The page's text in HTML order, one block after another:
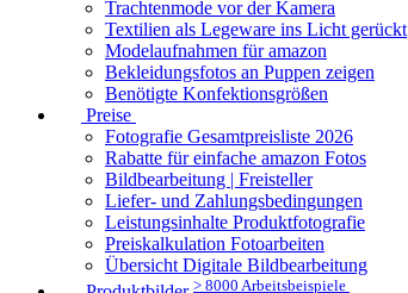
Trachtenmode vor der Kamera
Textilien als Legeware ins Licht gerückt
Modelaufnahmen für amazon
Bekleidungsfotos an Puppen zeigen
Benötigte Konfektionsgrößen
Preise
Fotografie Gesamtpreisliste 2026
Rabatte für einfache amazon Fotos
Bildbearbeitung | Freisteller
Liefer- und Zahlungsbedingungen
Leistungsinhalte Produktfotografie
Preiskalkulation Fotoarbeiten
Übersicht Digitale Bildbearbeitung
> 8000 Arbeitsbeispiele